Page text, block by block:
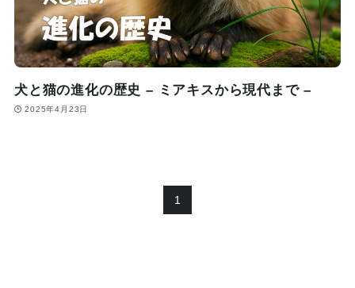
犬と猫の進化の歴史 – ミアキスから現代まで –
2025年4月23日
1